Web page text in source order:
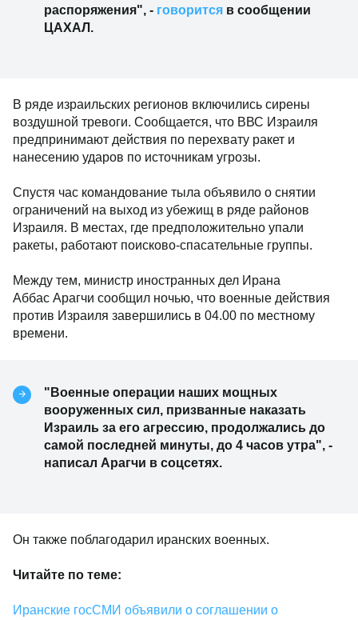
распоряжения", - говорится в сообщении
ЦАХАЛ.
В ряде израильских регионов включились сирены
воздушной тревоги. Сообщается, что ВВС Израиля
предпринимают действия по перехвату ракет и
нанесению ударов по источникам угрозы.
Спустя час командование тыла объявило о снятии
ограничений на выход из убежищ в ряде районов
Израиля. В местах, где предположительно упали
ракеты, работают поисково-спасательные группы.
Между тем, министр иностранных дел Ирана
Аббас Арагчи сообщил ночью, что военные действия
против Израиля завершились в 04.00 по местному
времени.
"Военные операции наших мощных
вооруженных сил, призванные наказать
Израиль за его агрессию, продолжались до
самой последней минуты, до 4 часов утра", -
написал Арагчи в соцсетях.
Он также поблагодарил иранских военных.
Читайте по теме:
Иранские госСМИ объявили о соглашении о